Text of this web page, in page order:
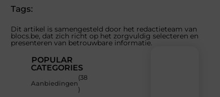
Tags:
Dit artikel is samengesteld door het redactieteam van
blocs.be, dat zich richt op het zorgvuldig selecteren en
presenteren van betrouwbare informatie.
POPULAR
CATEGORIES
Aanbiedingen
(38
)